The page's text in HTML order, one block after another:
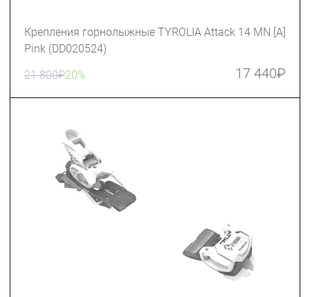
Крепления горнолыжные TYROLIA Attack 14 MN [A]
Pink (DD020524)
21 800₽20% 17 440₽